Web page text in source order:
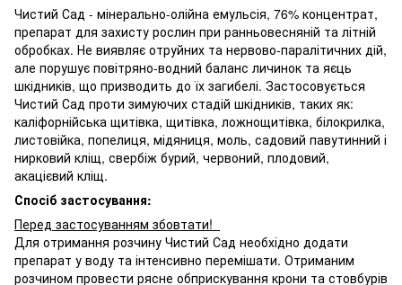
Чистий Сад - мінерально-олійна емульсія, 76% концентрат,
препарат для захисту рослин при ранньовесняній та літній
обробках. Не виявляє отруйних та нервово-паралітичних дій,
але порушує повітряно-водний баланс личинок та яєць
шкідників, що призводить до їх загибелі. Застосовується
Чистий Сад проти зимуючих стадій шкідників, таких як:
каліфорнійська щитівка, щитівка, ложнощитівка, білокрилка,
листовійка, попелиця, мідяниця, моль, садовий павутинний і
нирковий кліщ, свербіж бурий, червоний, плодовий,
акацієвий кліщ.
Спосіб застосування:
Перед застосуванням збовтати!
Для отримання розчину Чистий Сад необхідно додати
препарат у воду та інтенсивно перемішати. Отриманим
розчином провести рясне обприскування крони та стовбурів